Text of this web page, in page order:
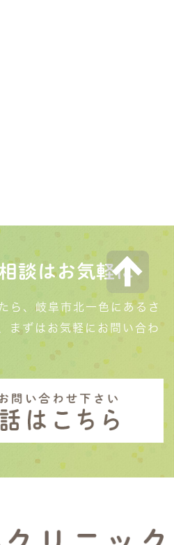
談はお気軽に
ら、岐阜市北一色にあるさ
まずはお気軽にお問い合わ